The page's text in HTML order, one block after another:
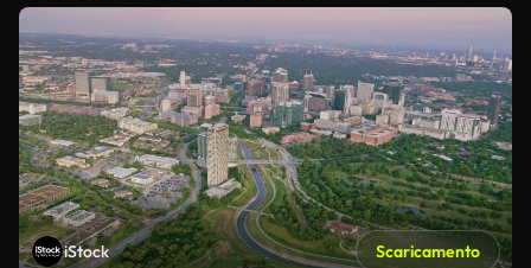
iStock Scaricamento